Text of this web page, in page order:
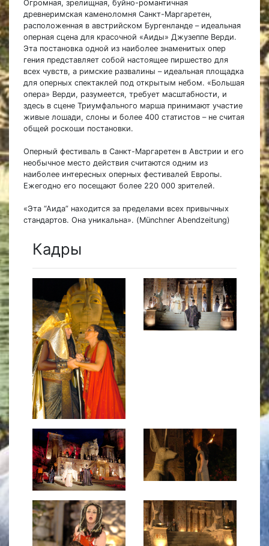
Огромная, зрелищная, буйно-романтичная
древнеримская каменоломня Санкт-Маргаретен,
расположенная в австрийском Бургенланде – идеальная
оперная сцена для красочной «Аиды» Джузеппе Верди.
Эта постановка одной из наиболее знаменитых опер
гения представляет собой настоящее пиршество для
всех чувств, а римские развалины – идеальная площадка
для оперных спектаклей под открытым небом. «Большая
опера» Верди, разумеется, требует масштабности, и
здесь в сцене Триумфального марша принимают участие
живые лошади, слоны и более 400 статистов – не считая
общей роскоши постановки.
Оперный фестиваль в Санкт-Маргаретен в Австрии и его
необычное место действия считаются одним из
наиболее интересных оперных фестивалей Европы.
Ежегодно его посещают более 220 000 зрителей.
«Эта “Аида” находится за пределами всех привычных
стандартов. Она уникальна». (Münchner Abendzeitung)
Кадры